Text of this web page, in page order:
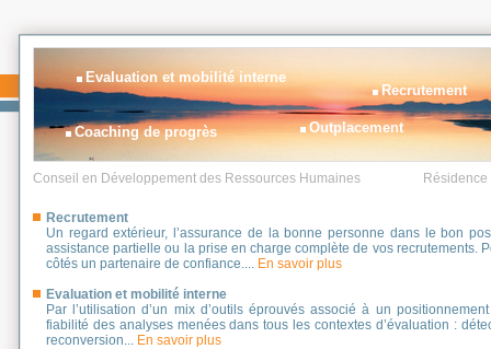
Evaluation et mobilité interne
Coaching de progrès
Recrutement
Outplacement
Conseil en Développement des Ressources Humaines
Recrutement
Un regard extérieur, l’assurance de la bonne personne dans le bon
assistance partielle ou la prise en charge complète de vos recrutements.
côtés un partenaire de confiance.... En savoir plus
Evaluation et mobilité interne
Par l’utilisation d’un mix d’outils éprouvés associé à un
fiabilité des analyses menées dans tous les contextes d’évaluation :
reconversion... En savoir plus